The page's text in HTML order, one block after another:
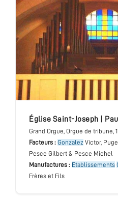
église Saint-Joseph Pau
Grand Orgue, Orgue de tribune,
Facteurs : Gonzalez Victor,
Pesce Gilbert & Pesce Michel
Manufactures : Etablissements
Frères et Fils